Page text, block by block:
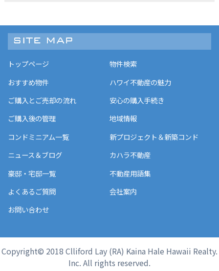
トップページ
物件検索
おすすめ物件
ハワイ不動産の魅力
ご購入とご売却の流れ
安心の購入手続き
ご購入後の管理
地域情報
コンドミニアム一覧
新プロジェクト＆新築コンド
ニュース＆ブログ
カハラ不動産
豪邸・宅邸一覧
不動産用語集
よくあるご質問
会社案内
お問い合わせ
Copyright© 2018 Clliford Lay (RA) Kaina Hale Hawaii Realty.
Inc. All rights reserved.